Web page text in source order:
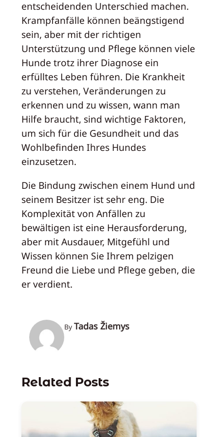
entscheidenden Unterschied machen.
Krampfanfälle können beängstigend
sein, aber mit der richtigen
Unterstützung und Pflege können viele
Hunde trotz ihrer Diagnose ein
erfülltes Leben führen. Die Krankheit
zu verstehen, Veränderungen zu
erkennen und zu wissen, wann man
Hilfe braucht, sind wichtige Faktoren,
um sich für die Gesundheit und das
Wohlbefinden Ihres Hundes
einzusetzen.
Die Bindung zwischen einem Hund und
seinem Besitzer ist sehr eng. Die
Komplexität von Anfällen zu
bewältigen ist eine Herausforderung,
aber mit Ausdauer, Mitgefühl und
Wissen können Sie Ihrem pelzigen
Freund die Liebe und Pflege geben, die
er verdient.
By Tadas Žiemys
Related Posts